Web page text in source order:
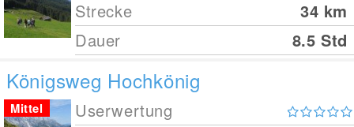
Strecke 34 km
Dauer
8.5 Std
Königsweg Hochkönig
Userwertung
Mittel